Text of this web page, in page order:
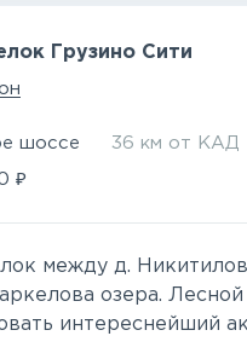
Грузино Сити
шоссе 36 км от КАД
₽
между д.
озера.
интереснейший